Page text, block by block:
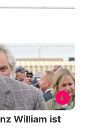
William ist